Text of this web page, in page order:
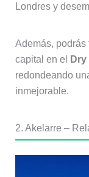
Londres y
Además, podrás
capital en el
redondeando
inmejorable.
2. Akelarre –